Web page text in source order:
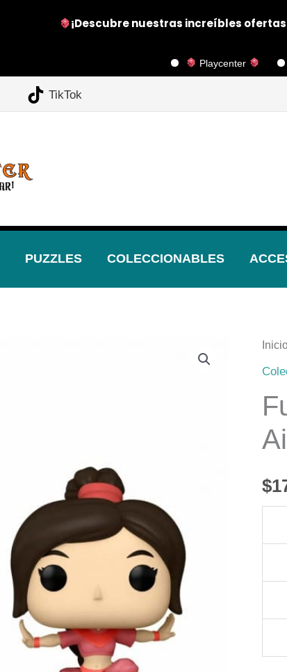
Playcenter
TikTok
PUZZLES COLECCIONABLES
$
Pop!
The
Last
Lee
¡Descubre nuestras increíbles